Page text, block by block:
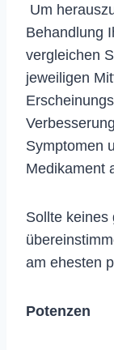
Um
Behandlung
vergleichen
jeweiligen
Symptomen
Medikament
Sollte keines
am ehesten
Potenzen